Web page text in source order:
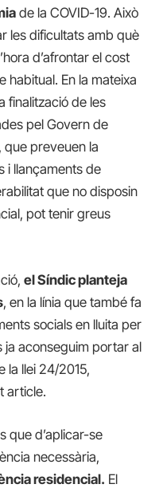
de la COVID-19. Això
les dificultats amb què
d’afrontar el cost
habitual. En la mateixa
finalització de les
pel Govern de
que preveuen la
i llançaments de
que no disposin
pot tenir greus
el Síndic planteja
, en la línia que també fa
socials en lluita per
ja aconseguim portar al
la llei 24/2015,
article.
que d’aplicar-se
necessària,
residencial. El